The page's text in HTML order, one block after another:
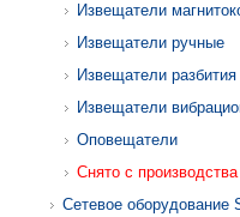
Извещатели
Извещатели ручные
Извещатели разбития
Извещатели
Оповещатели
Снято с производства
Сетевое оборудование